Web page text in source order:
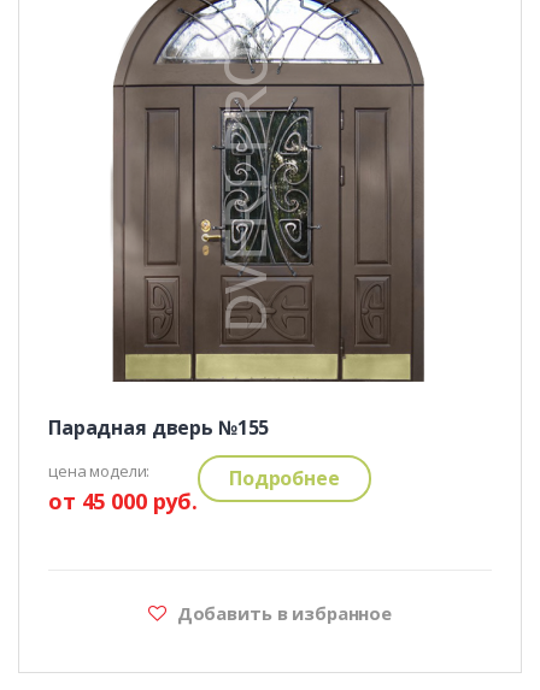
Парадная дверь №155
цена модели:
от 45 000 руб.
Подробнее
Добавить в избранное